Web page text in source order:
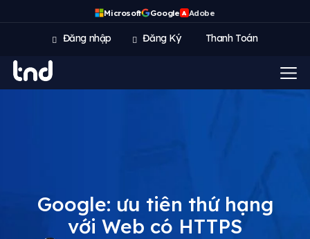
Microsoft Google A Adobe
Đăng nhập Đăng Ký Thanh Toán
Google: ưu tiên thứ hạng
với Web có HTTPS